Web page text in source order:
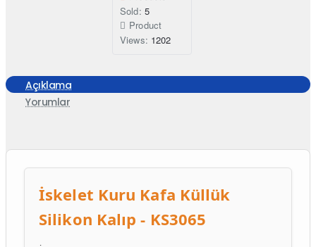
Sold: 5
Product
Views: 1202
Açıklama
Yorumlar
İskelet Kuru Kafa Küllük
Silikon Kalıp - KS3065